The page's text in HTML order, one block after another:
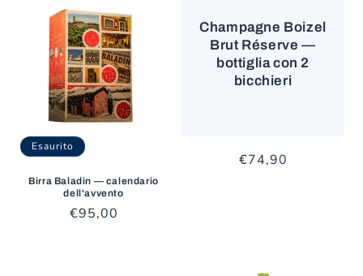
Esaurito
Birra Baladin — calendario
dell'avvento
Prezzo
€95,00
Champagne Boizel
Brut Réserve —
bottiglia con 2
bicchieri
Prezzo
€74,90